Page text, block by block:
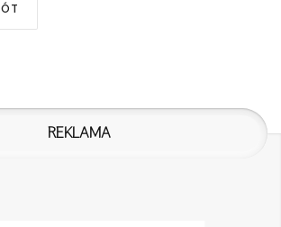
REKLAMA